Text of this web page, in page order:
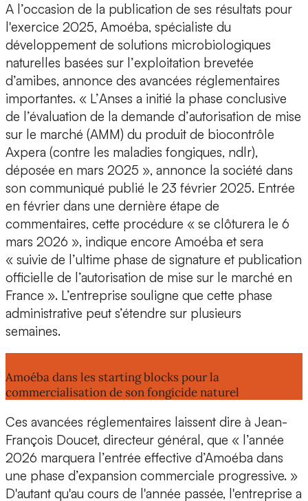
A l’occasion de la publication de ses résultats pour
l'exercice 2025, Amoéba, spécialiste du
développement de solutions microbiologiques
naturelles basées sur l’exploitation brevetée
d’amibes, annonce des avancées réglementaires
importantes. « L’Anses a initié la phase conclusive
de l’évaluation de la demande d’autorisation de mise
sur le marché (AMM) du produit de biocontrôle
Axpera (contre les maladies fongiques, ndlr),
déposée en mars 2025 », annonce la société dans
son communiqué publié le 23 février 2025. Entrée
en février dans une dernière étape de
commentaires, cette procédure « se clôturera le 6
mars 2026 », indique encore Amoéba et sera
« suivie de l’ultime phase de signature et publication
officielle de l’autorisation de mise sur le marché en
France ». L’entreprise souligne que cette phase
administrative peut s’étendre sur plusieurs
semaines.
Amoéba dans les starting blocks pour la
commercialisation de son fongicide naturel
Ces avancées réglementaires laissent dire à Jean-
François Doucet, directeur général, que « l’année
2026 marquera l’entrée effective d’Amoéba dans
une phase d’expansion commerciale progressive. »
D'autant qu'au cours de l'année passée, l'entreprise a